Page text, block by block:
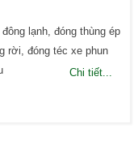
lạnh, đóng thùng ép
rời, đóng téc xe phun
Chi tiết...